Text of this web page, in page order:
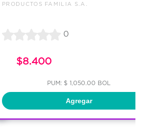
PRODUCTOS FAMILIA S.A.
0
$8.400
PUM: $ 1,050.00 BOL
Agregar